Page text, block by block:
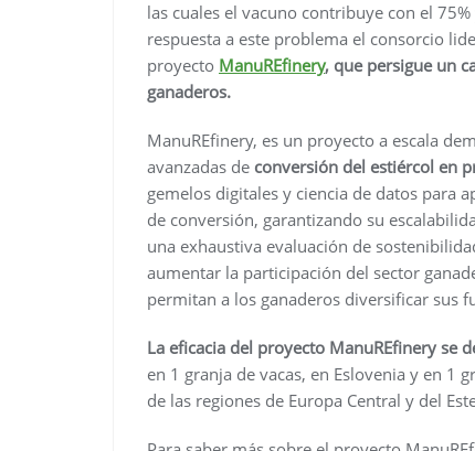
las cuales el vacuno contribuye con el
respuesta a este problema el consorcio
proyecto ManuREfinery, que persigue un
ganaderos.
ManuREfinery, es un proyecto a escala
avanzadas de conversión del estiércol en
gemelos digitales y ciencia de datos para
de conversión, garantizando su
una exhaustiva evaluación de
aumentar la participación del sector
permitan a los ganaderos diversificar sus
La eficacia del proyecto ManuREfinery se
en 1 granja de vacas, en Eslovenia y en 1
de las regiones de Europa Central y del